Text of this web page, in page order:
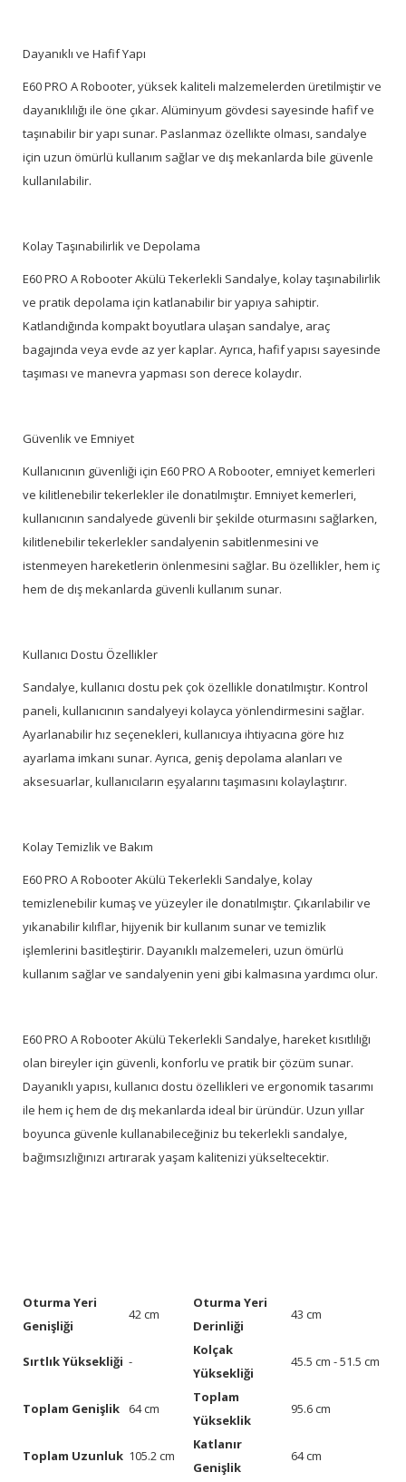
Dayanıklı ve Hafif Yapı
E60 PRO A Robooter, yüksek kaliteli malzemelerden üretilmiştir ve
dayanıklılığı ile öne çıkar. Alüminyum gövdesi sayesinde hafif ve
taşınabilir bir yapı sunar. Paslanmaz özellikte olması, sandalye
için uzun ömürlü kullanım sağlar ve dış mekanlarda bile güvenle
kullanılabilir.
Kolay Taşınabilirlik ve Depolama
E60 PRO A Robooter Akülü Tekerlekli Sandalye, kolay taşınabilirlik
ve pratik depolama için katlanabilir bir yapıya sahiptir.
Katlandığında kompakt boyutlara ulaşan sandalye, araç
bagajında veya evde az yer kaplar. Ayrıca, hafif yapısı sayesinde
taşıması ve manevra yapması son derece kolaydır.
Güvenlik ve Emniyet
Kullanıcının güvenliği için E60 PRO A Robooter, emniyet kemerleri
ve kilitlenebilir tekerlekler ile donatılmıştır. Emniyet kemerleri,
kullanıcının sandalyede güvenli bir şekilde oturmasını sağlarken,
kilitlenebilir tekerlekler sandalyenin sabitlenmesini ve
istenmeyen hareketlerin önlenmesini sağlar. Bu özellikler, hem iç
hem de dış mekanlarda güvenli kullanım sunar.
Kullanıcı Dostu Özellikler
Sandalye, kullanıcı dostu pek çok özellikle donatılmıştır. Kontrol
paneli, kullanıcının sandalyeyi kolayca yönlendirmesini sağlar.
Ayarlanabilir hız seçenekleri, kullanıcıya ihtiyacına göre hız
ayarlama imkanı sunar. Ayrıca, geniş depolama alanları ve
aksesuarlar, kullanıcıların eşyalarını taşımasını kolaylaştırır.
Kolay Temizlik ve Bakım
E60 PRO A Robooter Akülü Tekerlekli Sandalye, kolay
temizlenebilir kumaş ve yüzeyler ile donatılmıştır. Çıkarılabilir ve
yıkanabilir kılıflar, hijyenik bir kullanım sunar ve temizlik
işlemlerini basitleştirir. Dayanıklı malzemeleri, uzun ömürlü
kullanım sağlar ve sandalyenin yeni gibi kalmasına yardımcı olur.
E60 PRO A Robooter Akülü Tekerlekli Sandalye, hareket kısıtlılığı
olan bireyler için güvenli, konforlu ve pratik bir çözüm sunar.
Dayanıklı yapısı, kullanıcı dostu özellikleri ve ergonomik tasarımı
ile hem iç hem de dış mekanlarda ideal bir üründür. Uzun yıllar
boyunca güvenle kullanabileceğiniz bu tekerlekli sandalye,
bağımsızlığınızı artırarak yaşam kalitenizi yükseltecektir.
Oturma Yeri
Genişliği
42 cm
Oturma Yeri
Derinliği
43 cm
Sırtlık Yüksekliği -
Kolçak
Yüksekliği
45.5 cm - 51.5 cm
Toplam Genişlik 64 cm
Toplam
Yükseklik
95.6 cm
Toplam Uzunluk 105.2 cm
Katlanır
Genişlik
64 cm